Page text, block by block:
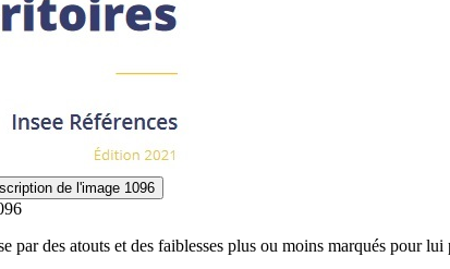
de l'image 1096
par des atouts et des faiblesses plus ou moins marqués pour